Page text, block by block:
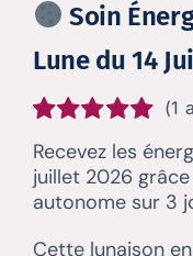
Soin
Lune du 14
Noté5.00sur
5 basé sur
1
notation
client
(1
Recevez les
juillet 2026
autonome sur 3
Cette lunaison